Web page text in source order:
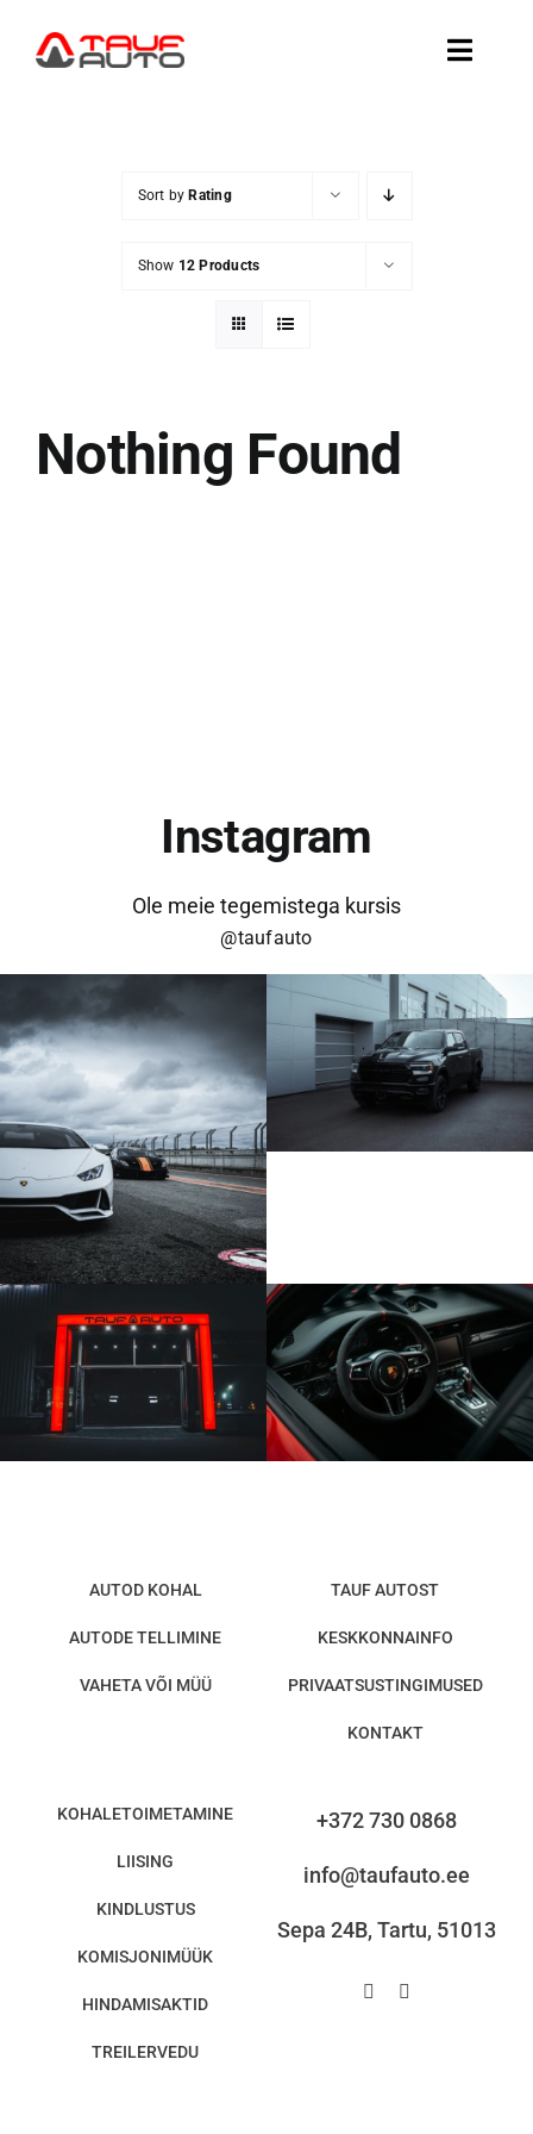
Toggle
AUTODE TELLIMINE
TEENUSED
Sort by Rating
Show 12 Products
Nothing Found
Instagram
Ole meie tegemistega kursis
@taufauto
AUTOD KOHAL
AUTODE TELLIMINE
VAHETA VÕI MÜÜ
KOHALETOIMETAMINE
LIISING
KINDLUSTUS
KOMISJONIMÜÜK
HINDAMISAKTID
TREILERVEDU
TAUF AUTOST
KESKKONNAINFO
PRIVAATSUSTINGIMUSED
KONTAKT
+372 730 0868
info@taufauto.ee
Sepa 24B, Tartu, 51013